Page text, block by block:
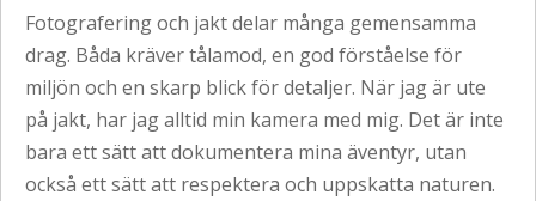
Fotografering och jakt delar många gemensamma
drag. Båda kräver tålamod, en god förståelse för
miljön och en skarp blick för detaljer. När jag är ute
på jakt, har jag alltid min kamera med mig. Det är inte
bara ett sätt att dokumentera mina äventyr, utan
också ett sätt att respektera och uppskatta naturen.